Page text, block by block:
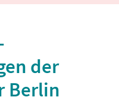
der
Berlin